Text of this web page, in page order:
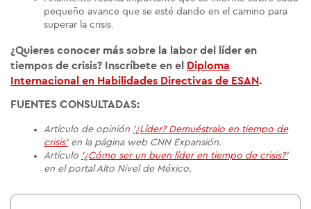
pequeño avance que se esté dando en el camino para
superar la crisis.
¿Quieres conocer más sobre la labor del líder en
tiempos de crisis? Inscríbete en el
Diploma
Internacional en Habilidades Directivas de ESAN.
FUENTES CONSULTADAS:
Artículo de opinión '¿Líder? Demuéstralo en tiempo de
crisis'en la página web CNN Expansión.
Artículo '¿Cómo ser un buen líder en tiempo de crisis?'
en el portal Alto Nivel de México.